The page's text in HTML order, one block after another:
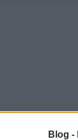
Blog -